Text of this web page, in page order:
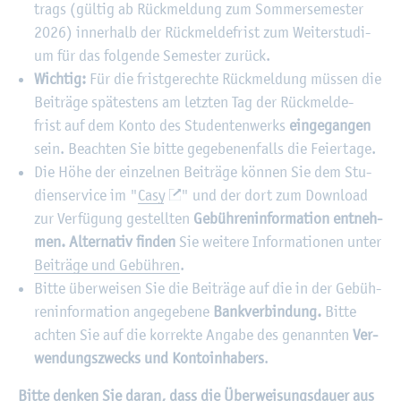
trags (gül­tig ab Rück­mel­dung zum Som­mer­se­mes­ter
2026) in­ner­halb der Rück­mel­de­frist zum Wei­ter­stu­di­
um für das fol­gen­de Se­mes­ter zu­rück.
Wich­tig:Für die frist­ge­rech­te Rück­mel­dung müs­sen die
Bei­trä­ge spä­tes­tens am letz­ten Tag der Rück­mel­de­
frist auf dem Konto des Stu­den­ten­werks ein­ge­gan­gen
sein. Be­ach­ten Sie bitte ge­ge­be­nen­falls die Fei­er­ta­ge.
Die Höhe der ein­zel­nen Bei­trä­ge kön­nen Sie dem Stu­
di­en­ser­vice im "Casy
" und der dort zum Down­load
zur Ver­fü­gung ge­stell­ten Ge­büh­ren­in­for­ma­ti­on ent­neh­
men. Al­ter­na­tiv fin­denSie wei­te­re In­for­ma­tio­nen unter
Bei­trä­ge und Ge­büh­ren.
Bitte über­wei­sen Sie die Bei­trä­ge auf die in der Ge­büh­
ren­in­for­ma­ti­on an­ge­ge­be­ne Bank­ver­bin­dung. Bitte
ach­ten Sie auf die kor­rek­te An­ga­be des ge­nann­ten Ver­
wen­dungs­zwecks und Kon­to­in­ha­bers.
Bitte den­ken Sie daran, dass die Über­wei­sungs­dau­er aus